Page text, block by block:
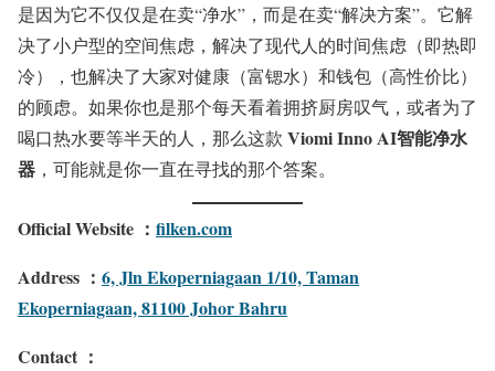
是因为它不仅仅是在卖“净水”，而是在卖“解决方案”。它解
决了小户型的空间焦虑，解决了现代人的时间焦虑（即热即
冷），也解决了大家对健康（富锶水）和钱包（高性价比）
的顾虑。如果你也是那个每天看着拥挤厨房叹气，或者为了
喝口热水要等半天的人，那么这款 Viomi Inno AI智能净水
器 ，可能就是你一直在寻找的那个答案。
Official Website ： filken.com
Address ： 6, Jln Ekoperniagaan 1/10, Taman
Ekoperniagaan, 81100 Johor Bahru
Contact ：